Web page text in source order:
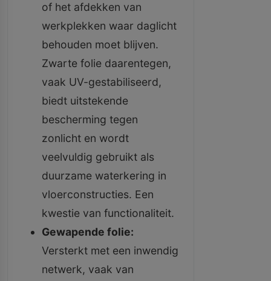
of het afdekken van
werkplekken waar daglicht
behouden moet blijven.
Zwarte folie daarentegen,
vaak UV-gestabiliseerd,
biedt uitstekende
bescherming tegen
zonlicht en wordt
veelvuldig gebruikt als
duurzame waterkering in
vloerconstructies. Een
kwestie van functionaliteit.
Gewapende folie:
Versterkt met een inwendig
netwerk, vaak van